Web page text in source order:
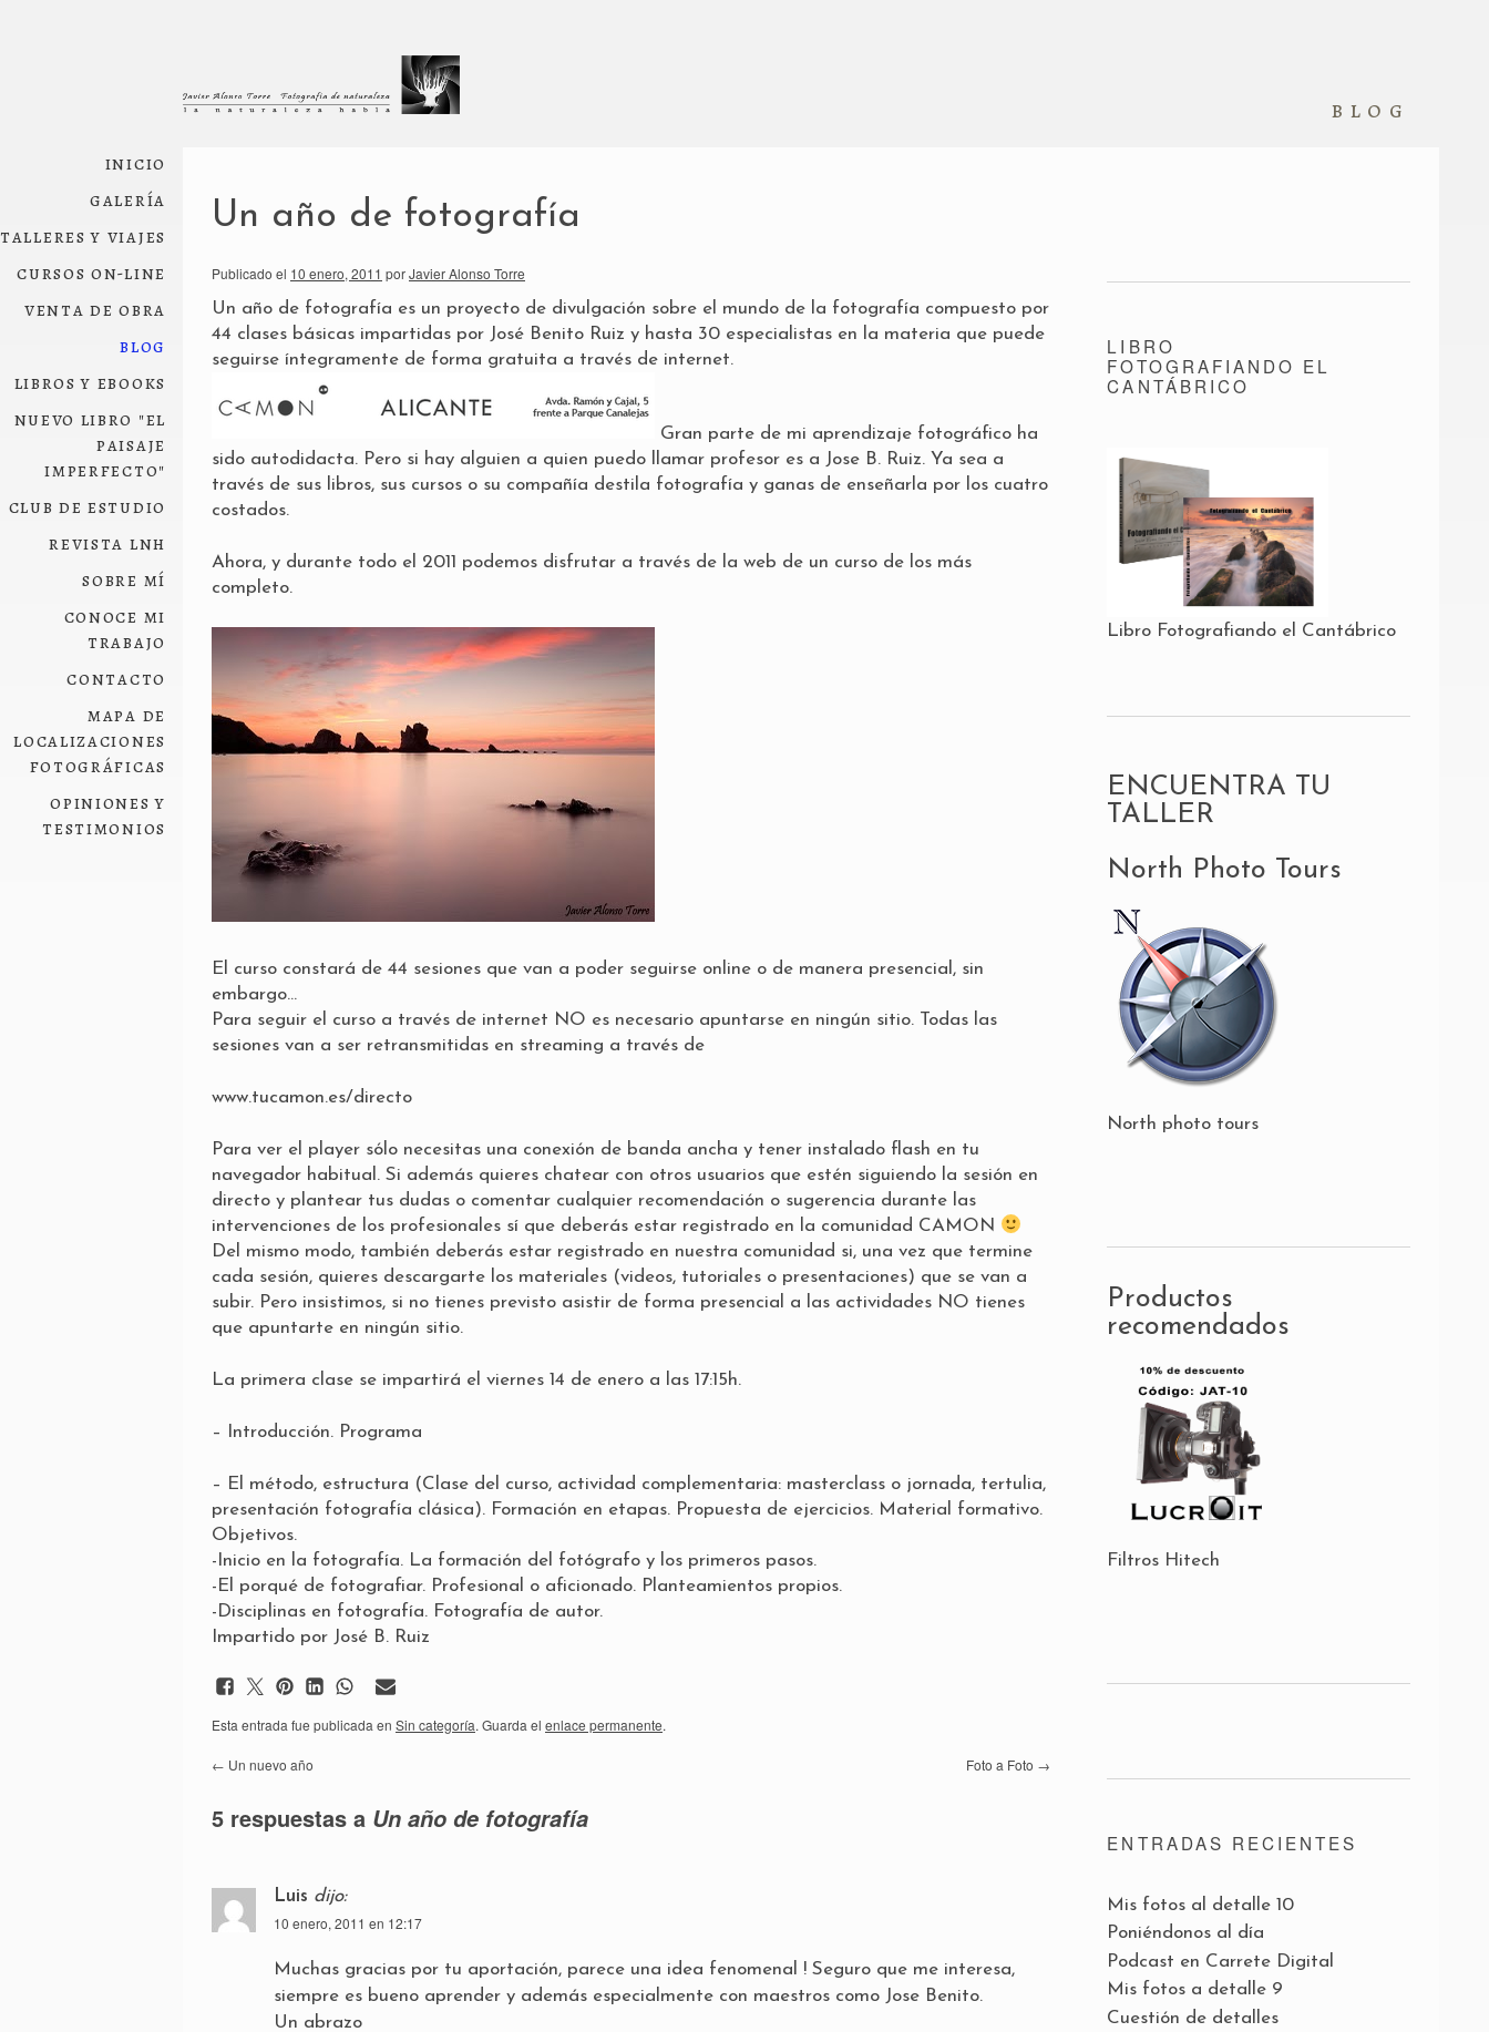
inicio
galería
talleres y viajes
cursos on-line
venta de obra
blog
libros y ebooks
nuevo libro "el
paisaje
imperfecto"
club de estudio
revista lnh
sobre mí
conoce mi
trabajo
contacto
mapa de
localizaciones
fotográficas
opiniones y
testimonios
blog
Un año de fotografía
Publicado el 10 enero, 2011 porJavier Alonso Torre
Un año de fotografía es un proyecto de divulgación sobre el mundo de la fotografía compuesto por
44 clases básicas impartidas por José Benito Ruiz y hasta 30 especialistas en la materia que puede
seguirse íntegramente de forma gratuita a través de internet.
Gran parte de mi aprendizaje fotográfico ha
sido autodidacta. Pero si hay alguien a quien puedo llamar profesor es a Jose B. Ruiz. Ya sea a
través de sus libros, sus cursos o su compañía destila fotografía y ganas de enseñarla por los cuatro
costados.
Ahora, y durante todo el 2011 podemos disfrutar a través de la web de un curso de los más
completo.
El curso constará de 44 sesiones que van a poder seguirse online o de manera presencial, sin
embargo…
Para seguir el curso a través de internet NO es necesario apuntarse en ningún sitio. Todas las
sesiones van a ser retransmitidas en streaming a través de
www.tucamon.es/directo
Para ver el player sólo necesitas una conexión de banda ancha y tener instalado flash en tu
navegador habitual. Si además quieres chatear con otros usuarios que estén siguiendo la sesión en
directo y plantear tus dudas o comentar cualquier recomendación o sugerencia durante las
intervenciones de los profesionales sí que deberás estar registrado en la comunidad CAMON
Del mismo modo, también deberás estar registrado en nuestra comunidad si, una vez que termine
cada sesión, quieres descargarte los materiales (videos, tutoriales o presentaciones) que se van a
subir. Pero insistimos, si no tienes previsto asistir de forma presencial a las actividades NO tienes
que apuntarte en ningún sitio.
La primera clase se impartirá el viernes 14 de enero a las 17:15h.
– Introducción. Programa
– El método, estructura (Clase del curso, actividad complementaria: masterclass o jornada, tertulia,
presentación fotografía clásica). Formación en etapas. Propuesta de ejercicios. Material formativo.
Objetivos.
-Inicio en la fotografía. La formación del fotógrafo y los primeros pasos.
-El porqué de fotografiar. Profesional o aficionado. Planteamientos propios.
-Disciplinas en fotografía. Fotografía de autor.
Impartido por José B. Ruiz
Esta entrada fue publicada en Sin categoría. Guarda el enlace permanente.
← Un nuevo año Foto a Foto →
5 respuestas a Un año de fotografía
Luis dijo:
10 enero, 2011 en 12:17
Muchas gracias por tu aportación, parece una idea fenomenal ! Seguro que me interesa,
siempre es bueno aprender y además especialmente con maestros como Jose Benito.
Un abrazo
LIBRO
FOTOGRAFIANDO EL
CANTÁBRICO
Libro Fotografiando el Cantábrico
ENCUENTRA TU
TALLER
North Photo Tours
North photo tours
Productos
recomendados
Filtros Hitech
ENTRADAS RECIENTES
Mis fotos al detalle 10
Poniéndonos al día
Podcast en Carrete Digital
Mis fotos a detalle 9
Cuestión de detalles